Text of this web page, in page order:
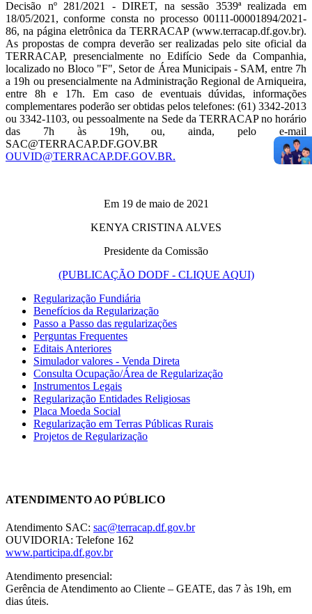
Decisão nº 281/2021 - DIRET, na sessão 3539ª realizada em
18/05/2021, conforme consta no processo 00111-00001894/2021-
86, na página eletrônica da TERRACAP (www.terracap.df.gov.br).
As propostas de compra deverão ser realizadas pelo site oficial da
TERRACAP, presencialmente no Edifício Sede da Companhia,
localizado no Bloco "F", Setor de Área Municipais - SAM, entre 7h
a 19h ou presencialmente na Administração Regional de Arniqueira,
entre 8h e 17h. Em caso de eventuais dúvidas, informações
complementares poderão ser obtidas pelos telefones: (61) 3342-2013
ou 3342-1103, ou pessoalmente na Sede da TERRACAP no horário
das 7h às 19h, ou, ainda, pelo e-mail
SAC@TERRACAP.DF.GOV.BR e
OUVID@TERRACAP.DF.GOV.BR.
Em 19 de maio de 2021
KENYA CRISTINA ALVES
Presidente da Comissão
(PUBLICAÇÃO DODF - CLIQUE AQUI)
Regularização Fundiária
Benefícios da Regularização
Passo a Passo das regularizações
Perguntas Frequentes
Editais Anteriores
Simulador valores - Venda Direta
Consulta Ocupação/Área de Regularização
Instrumentos Legais
Regularização Entidades Religiosas
Placa Moeda Social
Regularização em Terras Públicas Rurais
Projetos de Regularização
ATENDIMENTO AO PÚBLICO
Atendimento SAC: sac@terracap.df.gov.br
OUVIDORIA: Telefone 162
www.participa.df.gov.br
Atendimento presencial:
Gerência de Atendimento ao Cliente – GEATE, das 7 às 19h, em
dias úteis.